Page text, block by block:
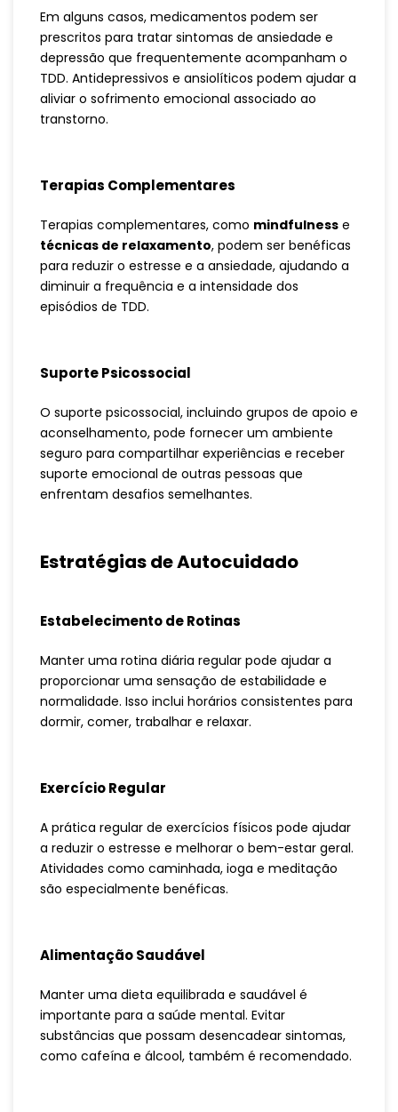
Em alguns casos, medicamentos podem ser
prescritos para tratar sintomas de ansiedade e
depressão que frequentemente acompanham o
TDD. Antidepressivos e ansiolíticos podem ajudar a
aliviar o sofrimento emocional associado ao
transtorno.
Terapias Complementares
Terapias complementares, como mindfulness e
técnicas de relaxamento, podem ser benéficas
para reduzir o estresse e a ansiedade, ajudando a
diminuir a frequência e a intensidade dos
episódios de TDD.
Suporte Psicossocial
O suporte psicossocial, incluindo grupos de apoio e
aconselhamento, pode fornecer um ambiente
seguro para compartilhar experiências e receber
suporte emocional de outras pessoas que
enfrentam desafios semelhantes.
Estratégias de Autocuidado
Estabelecimento de Rotinas
Manter uma rotina diária regular pode ajudar a
proporcionar uma sensação de estabilidade e
normalidade. Isso inclui horários consistentes para
dormir, comer, trabalhar e relaxar.
Exercício Regular
A prática regular de exercícios físicos pode ajudar
a reduzir o estresse e melhorar o bem-estar geral.
Atividades como caminhada, ioga e meditação
são especialmente benéficas.
Alimentação Saudável
Manter uma dieta equilibrada e saudável é
importante para a saúde mental. Evitar
substâncias que possam desencadear sintomas,
como cafeína e álcool, também é recomendado.